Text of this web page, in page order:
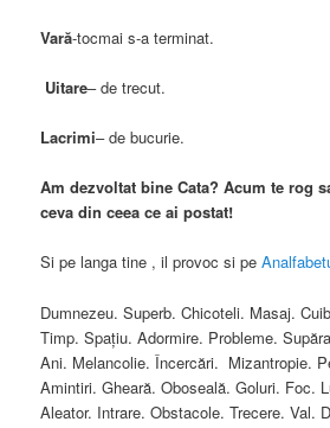
Vară-tocmai s-a terminat.
Uitare– de trecut.
Lacrimi– de bucurie.
Am dezvoltat bine Cata? Acum te rog
ceva din ceea ce ai postat!
Si pe langa tine , il provoc si pe
Dumnezeu. Superb. Chicoteli. Masaj.
Timp. Spaţiu. Adormire. Probleme.
Ani. Melancolie. Încercări. Mizantropie.
Amintiri. Gheară. Oboseală. Goluri. Foc.
Aleator. Intrare. Obstacole. Trecere. Val.